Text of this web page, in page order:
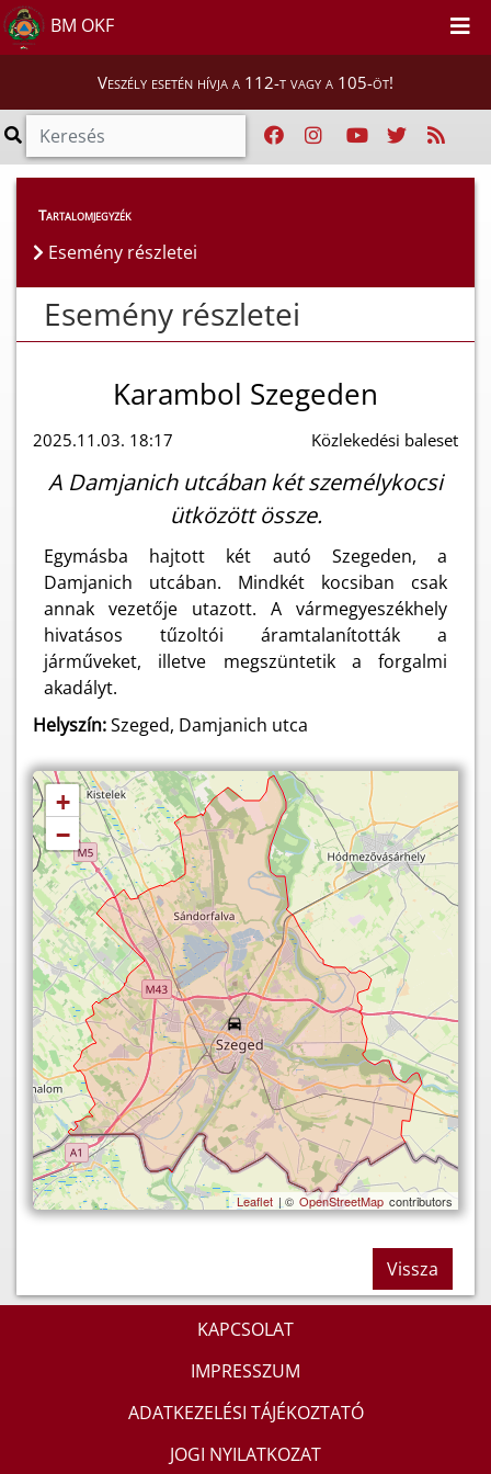
BM OKF
Veszély esetén hívja a 112-t vagy a 105-öt!
Esemény részletei
Tartalomjegyzék
Esemény részletei
Esemény részletei
Karambol Szegeden
2025.11.03. 18:17 Közlekedési baleset
A Damjanich utcában két személykocsi
ütközött össze.
Egymásba hajtott két autó Szegeden, a
Damjanich utcában. Mindkét kocsiban csak
annak vezetője utazott. A vármegyeszékhely
hivatásos tűzoltói áramtalanították a
járműveket, illetve megszüntetik a forgalmi
akadályt.
Helyszín:Szeged, Damjanich utca
+
−
Leaflet | © OpenStreetMap contributors
Vissza
KAPCSOLAT
IMPRESSZUM
ADATKEZELÉSI TÁJÉKOZTATÓ
JOGI NYILATKOZAT